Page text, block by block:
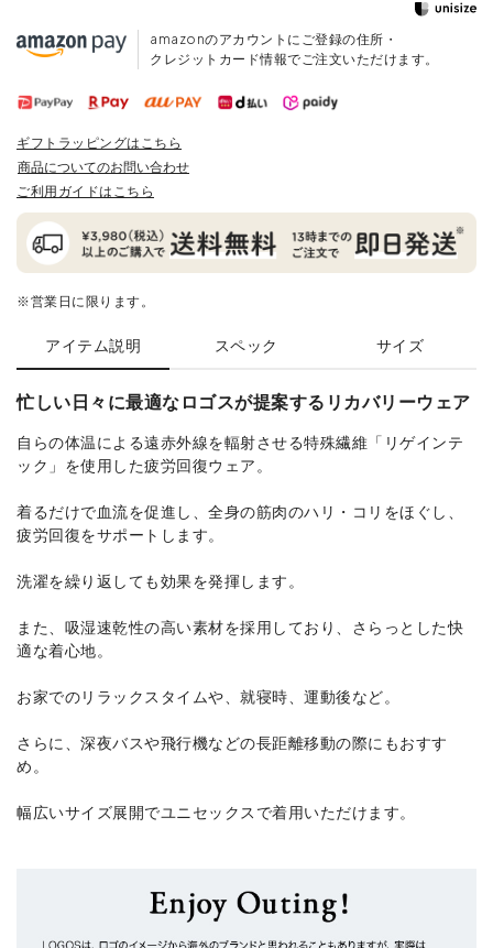
amazonのアカウントにご登録の住所・
クレジットカード情報でご注文いただけます。
ギフトラッピングはこちら
商品についてのお問い合わせ
ご利用ガイドはこちら
※営業日に限ります。
アイテム説明 スペック サイズ
忙しい日々に最適なロゴスが提案するリカバリーウェア
自らの体温による遠赤外線を輻射させる特殊繊維「リゲインテ
ック」を使用した疲労回復ウェア。
着るだけで血流を促進し、全身の筋肉のハリ・コリをほぐし、
疲労回復をサポートします。
洗濯を繰り返しても効果を発揮します。
また、吸湿速乾性の高い素材を採用しており、さらっとした快
適な着心地。
お家でのリラックスタイムや、就寝時、運動後など。
さらに、深夜バスや飛行機などの長距離移動の際にもおすす
め。
幅広いサイズ展開でユニセックスで着用いただけます。